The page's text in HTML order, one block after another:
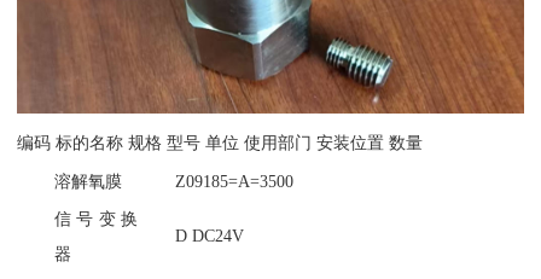
编码 标的名称 规格 型号 单位 使用部门 安装位置 数量
溶解氧膜 Z09185=A=3500
信号变换
器
D DC24V